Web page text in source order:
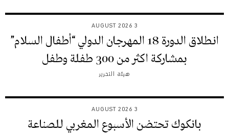
3 AUGUST 2026
انطلاق الدورة 18 المهرجان الدولي “أطفال السلام”
بمشاركة اكثر من 300 طفلة وطفل
هيئة التحرير
3 AUGUST 2026
بانكوك تحتضن الأسبوع المغربي للصناعة